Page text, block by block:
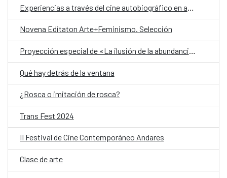
Novena Editaton Arte+Feminismo. Selección
Proyección especial de «La ilusión de la abundancia»
Qué hay detrás de la ventana
¿Rosca o imitación de rosca?
Trans Fest 2024
II Festival de Cine Contemporáneo Andares
Clase de arte